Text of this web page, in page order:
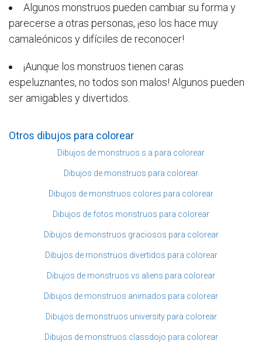
Algunos monstruos pueden cambiar su forma y
parecerse a otras personas, ¡eso los hace muy
camaleónicos y difíciles de reconocer!
¡Aunque los monstruos tienen caras
espeluznantes, no todos son malos! Algunos pueden
ser amigables y divertidos.
Otros dibujos para colorear
Dibujos de monstruos s.a para colorear
Dibujos de monstruos para colorear
Dibujos de monstruos colores para colorear
Dibujos de fotos monstruos para colorear
Dibujos de monstruos graciosos para colorear
Dibujos de monstruos divertidos para colorear
Dibujos de monstruos vs aliens para colorear
Dibujos de monstruos animados para colorear
Dibujos de monstruos university para colorear
Dibujos de monstruos classdojo para colorear